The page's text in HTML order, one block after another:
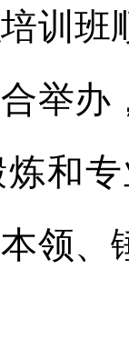
训班
举办
和
领、